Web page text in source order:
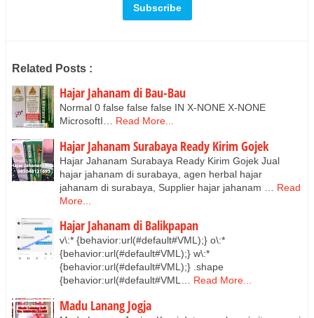
Related Posts :
Hajar Jahanam di Bau-Bau
Normal 0 false false false IN X-NONE X-NONE
MicrosoftI…
Read More...
Hajar Jahanam Surabaya Ready Kirim Gojek
Hajar Jahanam Surabaya Ready Kirim Gojek Jual
hajar jahanam di surabaya, agen herbal hajar
jahanam di surabaya, Supplier hajar jahanam …
Read
More...
Hajar Jahanam di Balikpapan
v\:* {behavior:url(#default#VML);} o\:*
{behavior:url(#default#VML);} w\:*
{behavior:url(#default#VML);} .shape
{behavior:url(#default#VML…
Read More...
Madu Lanang Jogja